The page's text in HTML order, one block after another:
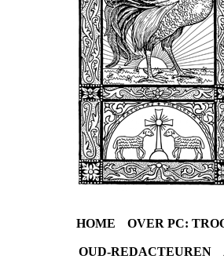
HOME OVER PC:
OUD-REDACTEUREN